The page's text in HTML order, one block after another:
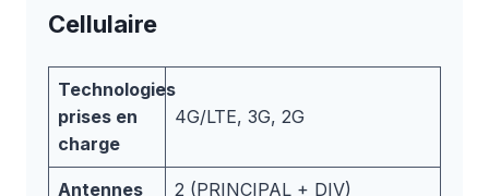
Cellulaire
Technologies
prises en
charge
4G/LTE, 3G, 2G
Antennes 2 (PRINCIPAL + DIV)